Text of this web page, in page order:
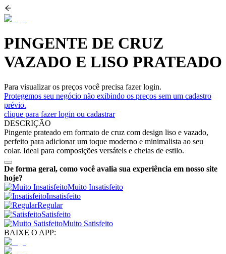
PINGENTE DE CRUZ
VAZADO E LISO PRATEADO
Para visualizar os preços você precisa fazer login.
Protegemos seu negócio não exibindo os preços sem um cadastro
prévio.
clique para fazer login ou cadastrar
DESCRIÇÃO
Pingente prateado em formato de cruz com design liso e vazado,
perfeito para adicionar um toque moderno e minimalista ao seu
colar. Ideal para composições versáteis e cheias de estilo.
De forma geral, como você avalia sua experiência em nosso site
hoje?
Muito Insatisfeito
Insatisfeito
Regular
Satisfeito
Muito Satisfeito
BAIXE O APP: